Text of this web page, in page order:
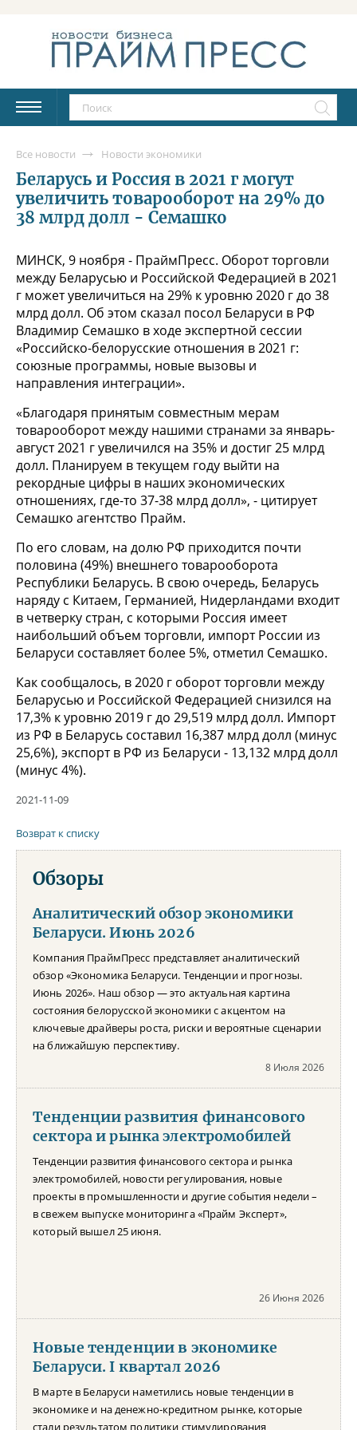
Все новости Новости экономики
Беларусь и Россия в 2021 г могут
увеличить товарооборот на 29% до
38 млрд долл - Семашко
МИНСК, 9 ноября - ПраймПресс. Оборот торговли
между Беларусью и Российской Федерацией в 2021
г может увеличиться на 29% к уровню 2020 г до 38
млрд долл. Об этом сказал посол Беларуси в РФ
Владимир Семашко в ходе экспертной сессии
«Российско-белорусские отношения в 2021 г:
союзные программы, новые вызовы и
направления интеграции».
«Благодаря принятым совместным мерам
товарооборот между нашими странами за январь-
август 2021 г увеличился на 35% и достиг 25 млрд
долл. Планируем в текущем году выйти на
рекордные цифры в наших экономических
отношениях, где-то 37-38 млрд долл», - цитирует
Семашко агентство Прайм.
По его словам, на долю РФ приходится почти
половина (49%) внешнего товарооборота
Республики Беларусь. В свою очередь, Беларусь
наряду с Китаем, Германией, Нидерландами входит
в четверку стран, с которыми Россия имеет
наибольший объем торговли, импорт России из
Беларуси составляет более 5%, отметил Семашко.
Как сообщалось, в 2020 г оборот торговли между
Беларусью и Российской Федерацией снизился на
17,3% к уровню 2019 г до 29,519 млрд долл. Импорт
из РФ в Беларусь составил 16,387 млрд долл (минус
25,6%), экспорт в РФ из Беларуси - 13,132 млрд долл
(минус 4%).
2021-11-09
Возврат к списку
Обзоры
Аналитический обзор экономики
Беларуси. Июнь 2026
Компания ПраймПресс представляет аналитический
обзор «Экономика Беларуси. Тенденции и прогнозы.
Июнь 2026». Наш обзор — это актуальная картина
состояния белорусской экономики с акцентом на
ключевые драйверы роста, риски и вероятные сценарии
на ближайшую перспективу.
8 Июля 2026
Тенденции развития финансового
сектора и рынка электромобилей
Тенденции развития финансового сектора и рынка
электромобилей, новости регулирования, новые
проекты в промышленности и другие события недели –
в свежем выпуске мониторинга «Прайм Эксперт»,
который вышел 25 июня.
26 Июня 2026
Новые тенденции в экономике
Беларуси. I квартал 2026
В марте в Беларуси наметились новые тенденции в
экономике и на денежно-кредитном рынке, которые
стали результатом политики стимулирования